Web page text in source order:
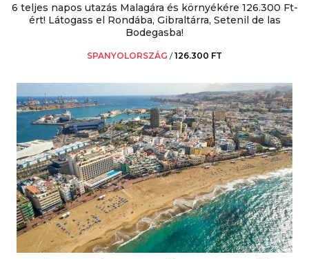
6 teljes napos utazás Malagára és környékére 126.300 Ft-
ért! Látogass el Rondába, Gibraltárra, Setenil de las
Bodegasba!
SPANYOLORSZÁG /126.300 FT